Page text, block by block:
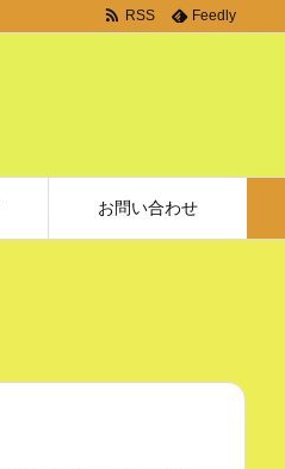
お問い合わせ
RSS Feedly